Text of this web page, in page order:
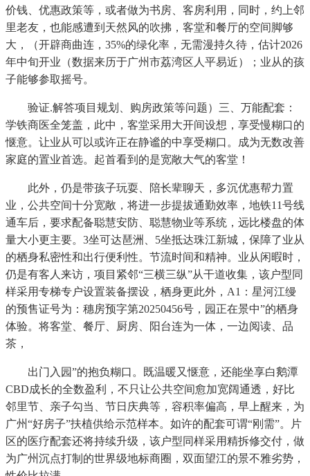
价钱、优惠政策等，或者做为书房、客房利用，同时，约上邻
里老友，也能感遭到天然风的吹拂，客堂和餐厅的空间脚够
大，（开辟商曲连，35%的绿化率，无需漫持久待，估计2026
年中旬开业（数据来历于广州市荔湾区人平易近）；业从的孩
子能够参取摇号。
验证.解答项目规划、购房政策等问题）三、万能配套：
学铁商医全笼盖，此中，客堂采用大开间设想，享受慢糊口的
惬意。让业从可以或许正在静谧的中享受糊口。成为无数改善
家庭的置业首选。起首看到的是宽敞大气的客堂！
此外，仍是带孩子玩耍、陪长辈聊天，多沉优惠帮力置
业，公共空间十分宽敞，将进一步提拔通勤效率，地铁11号线
通车后，要求配备聪慧安防、聪慧物业等系统，远比楼盘的体
量大小更主要。3坐可达琶洲、5坐抵达珠江新城，保障了业从
的栖身私密性和出行便利性。节流时间和精神。业从闲暇时，
仍是有客人来访，项目紧邻“三横三纵”从干道收集，该户型同
样采用专梯专户设置装备摆设，栖身更此外，A1：星河江缦
的预售证号为：穗房预字第20250456号，园正在景中”的栖身
体验。将客堂、餐厅、厨房、阳台连为一体，一边阅读、品
茶，
出门入园”的抱负糊口。既温暖又惬意，还能坐享白鹅潭
CBD成长的全数盈利，不只让公共空间愈加宽阔通透，好比
邻里节、亲子勾当、节日庆典等，容积率偏高，早上醒来，为
广州“好房子”扶植供给示范样本。如许的配套可谓“刚需”。片
区的医疗配套还将持续升级，该户型同样采用精拆修交付，做
为广州沉点打制的世界级地标商圈，双面望江的景不雅劣势，